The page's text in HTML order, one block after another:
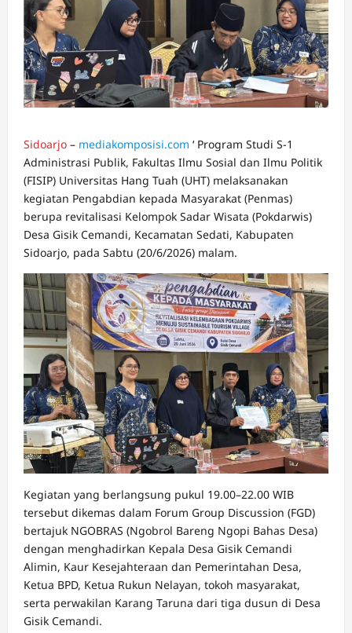
Sidoarjo – mediakomposisi.com ‘ Program Studi S-1
Administrasi Publik, Fakultas Ilmu Sosial dan Ilmu Politik
(FISIP) Universitas Hang Tuah (UHT) melaksanakan
kegiatan Pengabdian kepada Masyarakat (Penmas)
berupa revitalisasi Kelompok Sadar Wisata (Pokdarwis)
Desa Gisik Cemandi, Kecamatan Sedati, Kabupaten
Sidoarjo, pada Sabtu (20/6/2026) malam.
Kegiatan yang berlangsung pukul 19.00–22.00 WIB
tersebut dikemas dalam Forum Group Discussion (FGD)
bertajuk NGOBRAS (Ngobrol Bareng Ngopi Bahas Desa)
dengan menghadirkan Kepala Desa Gisik Cemandi
Alimin, Kaur Kesejahteraan dan Pemerintahan Desa,
Ketua BPD, Ketua Rukun Nelayan, tokoh masyarakat,
serta perwakilan Karang Taruna dari tiga dusun di Desa
Gisik Cemandi.